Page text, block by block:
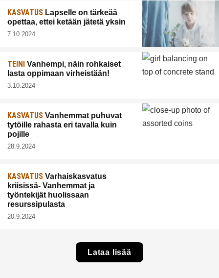
KASVATUS Lapselle on tärkeää
opettaa, ettei ketään jätetä yksin
7.10.2024
TEINI Vanhempi, näin rohkaiset
lasta oppimaan virheistään!
3.10.2024
KASVATUS Vanhemmat puhuvat
tytöille rahasta eri tavalla kuin
pojille
28.9.2024
KASVATUS Varhaiskasvatus
kriisissä- Vanhemmat ja
työntekijät huolissaan
resurssipulasta
20.9.2024
Lataa lisää